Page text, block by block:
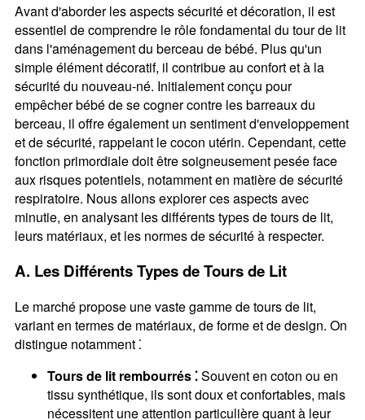
Avant d'aborder les aspects sécurité et décoration, il est
essentiel de comprendre le rôle fondamental du tour de lit
dans l'aménagement du berceau de bébé. Plus qu'un
simple élément décoratif, il contribue au confort et à la
sécurité du nouveau-né. Initialement conçu pour
empêcher bébé de se cogner contre les barreaux du
berceau, il offre également un sentiment d'enveloppement
et de sécurité, rappelant le cocon utérin. Cependant, cette
fonction primordiale doit être soigneusement pesée face
aux risques potentiels, notamment en matière de sécurité
respiratoire. Nous allons explorer ces aspects avec
minutie, en analysant les différents types de tours de lit,
leurs matériaux, et les normes de sécurité à respecter.
A. Les Différents Types de Tours de Lit
Le marché propose une vaste gamme de tours de lit,
variant en termes de matériaux, de forme et de design. On
distingue notamment ⁚
Tours de lit rembourrés ⁚Souvent en coton ou en
tissu synthétique, ils sont doux et confortables, mais
nécessitent une attention particulière quant à leur